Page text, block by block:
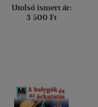
Utolsó ismert ár:
3 500 Ft